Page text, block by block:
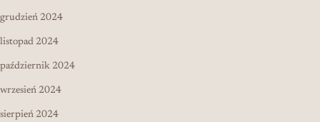
grudzień 2024
listopad 2024
październik 2024
wrzesień 2024
sierpień 2024